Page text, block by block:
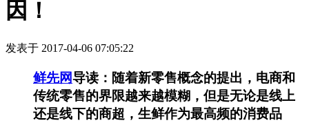
因！
发表于 2017-04-06 07:05:22
鲜先网导读： 随着新零售概念的提出，电商和
传统零售的界限越来越模糊，但是无论是线上
还是线下的商超，生鲜作为最高频的消费品